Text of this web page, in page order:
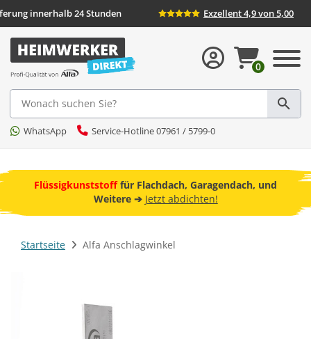
innerhalb 24 Stunden Exzellent 4,9 von 5,00
Suche
WhatsApp Service-Hotline 07961 / 5799-0
0
Flüssigkunststofffür Flachdach, Garagendach, und
Weitere ➔ Jetzt abdichten!
Startseite Alfa Anschlagwinkel